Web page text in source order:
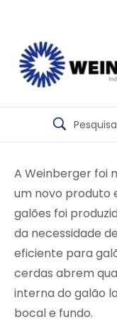
A Weinberger foi
um novo produto
galões foi
da necessidade
eficiente para
cerdas abrem
interna do galão
bocal e fundo.